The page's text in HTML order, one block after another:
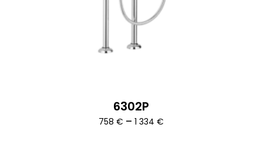
6302P
758€ – 1 334€